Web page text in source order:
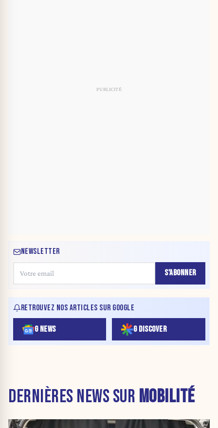
NEWSLETTER
S'ABONNER
RETROUVEZ NOS ARTICLES SUR GOOGLE
G NEWS G DISCOVER
DERNIÈRES NEWS SUR MOBILITÉ